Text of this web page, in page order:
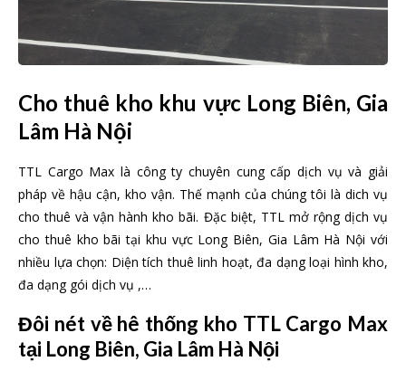
Cho thuê kho khu vực Long Biên, Gia
Lâm Hà Nội
TTL Cargo Max là công ty chuyên cung cấp dịch vụ và giải
pháp về hậu cận, kho vận. Thế mạnh của chúng tôi là dich vụ
cho thuê và vận hành kho bãi. Đặc biệt, TTL mở rộng dịch vụ
cho thuê kho bãi tại khu vực Long Biên, Gia Lâm Hà Nội với
nhiều lựa chọn: Diện tích thuê linh hoạt, đa dạng loại hình kho,
đa dạng gói dịch vụ ,…
Đôi nét về hê thống kho TTL Cargo Max
tại Long Biên, Gia Lâm Hà Nội